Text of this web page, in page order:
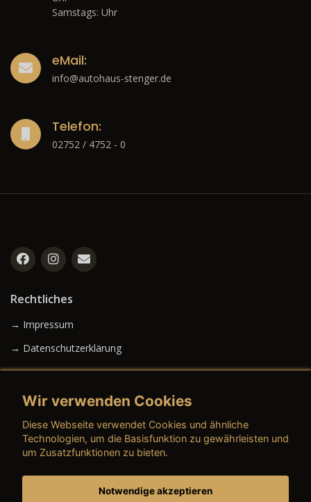
Samstags: Uhr
eMail:
info@autohaus-stenger.de
Telefon:
02752 / 4752 - 0
Rechtliches
→ Impressum
→ Datenschutzerklärung
→ AGB (Gebrauchtwagen)
Wir verwenden Cookies
Diese Webseite verwendet Cookies und ähnliche
Technologien, um die Basisfunktion zu gewährleisten und
um Zusatzfunktionen zu bieten.
Notwendige akzeptieren